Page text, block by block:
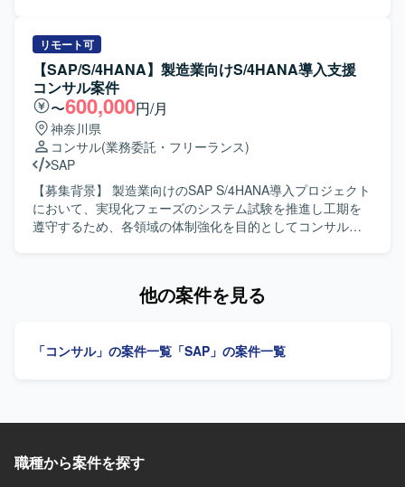
SD／MM／PP／COなど複数モジュールに関わることで、業
務プロセス理解と技術スキルの双方を高めることができま
す。また、運用・開発・PMO業務が並行する環境のため、
キャリアの選択肢を広げる経験を積むことができます。
【開発環境】 SAP ECC6.0を中心とした環境で、ABAPによ
る開発およびJP1を用いたジョブ管理を行います。Office製
品を活用しながら、月次書類作成や各種管理業務も実施し
ていただきます。
成果物（仕様書、テスト結果）のレビューを実施していた
だきます。 ・UATにおけるユーザーサポートおよび課題整
理、問い合わせ対応を行っていただきます。 ・関係者向け
のまとめ資料や説明資料の作成を行っていただきます。 ・
プロジェクト関係者との調整や情報共有など、コミュニケ
ーションを取りながら推進していただきます。 【求める人
物像】 ・コミュニケーション力が高く、明るく前向きに取
り組んでいただける方を求めております。 ・社員側の立ち
位置として、主体的かつスコープにとらわれず柔軟に動け
る方を想定しております。 ・ユーザーとベンダー双方の意
図や要望をくみ取り、わかりやすく翻訳・整理しながらコ
流から一連の工程に関わっていただけます。 ・ユーザーサ
す。 ・製薬業界特有の業務知識やSAP S/4HANAの経験を活
リモート可
【SAP/S/4HANA】製造業向けS/4HANA導入支援
コンサル案件
〜600,000円/月
神奈川県
コンサル(業務委託・フリーランス)
SAP
【募集背景】 製造業向けのSAP S/4HANA導入プロジェクト
において、実現化フェーズのシステム試験を推進し工期を
遵守するため、各領域の体制強化を目的としてコンサルタ
ただきます。現在の実現化フェーズにおいてSAP標準機能
だきます。プロジェクトシステム、販売管理、管理会計と
な経験を活かし、Fit to Standard方針を理解したうえで標準
ます。システム試験で発生する課題に対して粘り強く検討
他の案件を見る
「コンサル」の案件一覧 「SAP」の案件一覧
職種から案件を探す